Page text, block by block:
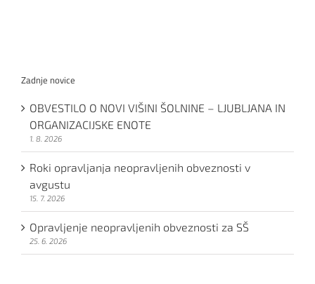
Zadnje novice
OBVESTILO O NOVI VIŠINI ŠOLNINE – LJUBLJANA IN
ORGANIZACIJSKE ENOTE
1. 8. 2026
Roki opravljanja neopravljenih obveznosti v
avgustu
15. 7. 2026
Opravljenje neopravljenih obveznosti za SŠ
25. 6. 2026